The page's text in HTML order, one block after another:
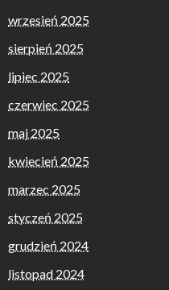
wrzesień 2025
sierpień 2025
lipiec 2025
czerwiec 2025
maj 2025
kwiecień 2025
marzec 2025
styczeń 2025
grudzień 2024
listopad 2024